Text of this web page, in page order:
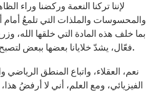
لإننا تركنا النعمة وركضنا وراء
والمحسوسات والملذات التي تلمعُ أمام
بما خلف هذه المادة التي خلقها الله،
فعّال، يشدّ خلايانا بعضها ببعض لتصبح مادةً حيّةً خلاقة.
نعم، العقلاء، واتباع المنطق الرياضي
الفيزيائي، ومع العلم، أني لا أرفضُ